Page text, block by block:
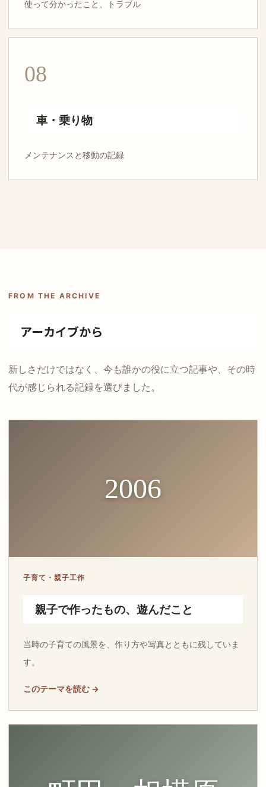
使って分かったこと、トラブル
08
車・乗り物
メンテナンスと移動の記録
FROM THE ARCHIVE
アーカイブから
新しさだけではなく、今も誰かの役に立つ記事や、その時
代が感じられる記録を選びました。
2006
子育て・親子工作
親子で作ったもの、遊んだこと
当時の子育ての風景を、作り方や写真とともに残していま
す。
このテーマを読む →